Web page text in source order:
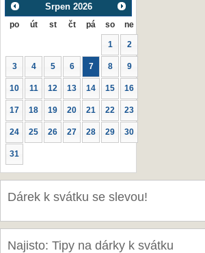
Srpen 2026
po út st čt pá so ne
1 2
3 4 5 6 7 8 9
10 11 12 13 14 15 16
17 18 19 20 21 22 23
24 25 26 27 28 29 30
31
Dárek k svátku se slevou!
Najisto: Tipy na dárky k svátku